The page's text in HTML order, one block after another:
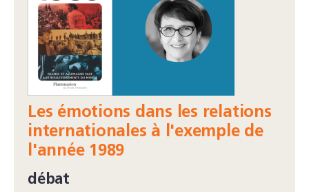
Les émotions dans les relations
internationales à l'exemple de
l'année 1989
débat